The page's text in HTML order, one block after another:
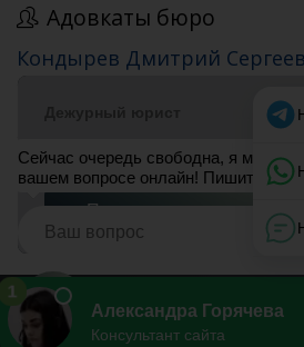
Адовкаты бюро
Кондырев Дмитрий
Строганов Юрий
© 2013-2025 «Адвокаты России» —
отзывы и рейтинги.